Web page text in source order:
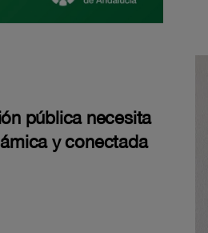
pública necesita
y conectada